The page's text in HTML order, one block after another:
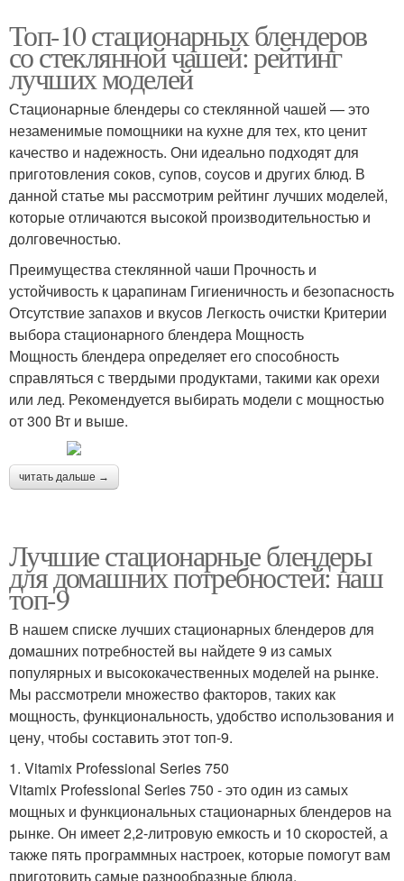
Топ-10 стационарных блендеров
со стеклянной чашей: рейтинг
лучших моделей
Стационарные блендеры со стеклянной чашей — это
незаменимые помощники на кухне для тех, кто ценит
качество и надежность. Они идеально подходят для
приготовления соков, супов, соусов и других блюд. В
данной статье мы рассмотрим рейтинг лучших моделей,
которые отличаются высокой производительностью и
долговечностью.
Преимущества стеклянной чаши Прочность и
устойчивость к царапинам Гигиеничность и безопасность
Отсутствие запахов и вкусов Легкость очистки Критерии
выбора стационарного блендера Мощность
Мощность блендера определяет его способность
справляться с твердыми продуктами, такими как орехи
или лед. Рекомендуется выбирать модели с мощностью
от 300 Вт и выше.
читать дальше →
Лучшие стационарные блендеры
для домашних потребностей: наш
топ-9
В нашем списке лучших стационарных блендеров для
домашних потребностей вы найдете 9 из самых
популярных и высококачественных моделей на рынке.
Мы рассмотрели множество факторов, таких как
мощность, функциональность, удобство использования и
цену, чтобы составить этот топ-9.
1. Vitamix Professional Series 750
Vitamix Professional Series 750 - это один из самых
мощных и функциональных стационарных блендеров на
рынке. Он имеет 2,2-литровую емкость и 10 скоростей, а
также пять программных настроек, которые помогут вам
приготовить самые разнообразные блюда.